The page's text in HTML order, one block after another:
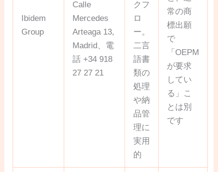
Ibidem
Group
Calle
Mercedes
Arteaga 13,
Madrid、電
話 +34 918
27 27 21
クフ
ロ
ー。
二言
語書
類の
処理
や納
品管
理に
実用
的
常の商
標出願
で
「OEPM
が要求
してい
る」こ
とは別
です